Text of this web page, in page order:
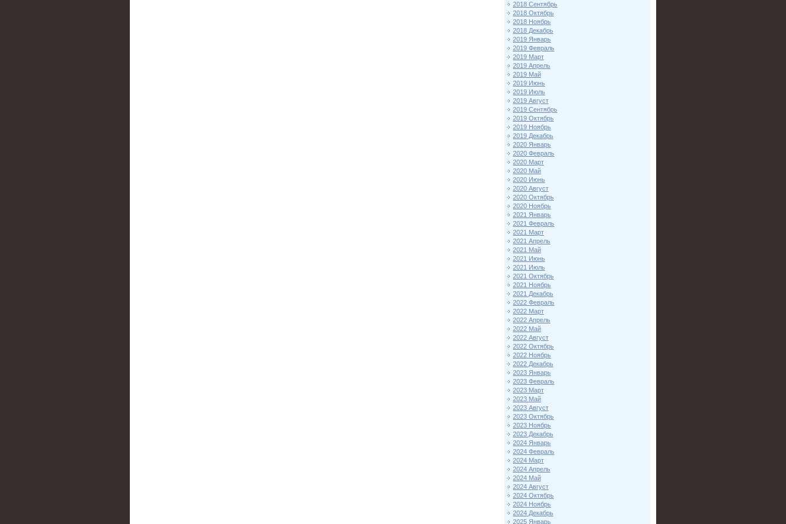
2018 Сентябрь
2018 Октябрь
2018 Ноябрь
2018 Декабрь
2019 Январь
2019 Февраль
2019 Март
2019 Апрель
2019 Май
2019 Июнь
2019 Июль
2019 Август
2019 Сентябрь
2019 Октябрь
2019 Ноябрь
2019 Декабрь
2020 Январь
2020 Февраль
2020 Март
2020 Май
2020 Июнь
2020 Август
2020 Октябрь
2020 Ноябрь
2021 Январь
2021 Февраль
2021 Март
2021 Апрель
2021 Май
2021 Июнь
2021 Июль
2021 Октябрь
2021 Ноябрь
2021 Декабрь
2022 Февраль
2022 Март
2022 Апрель
2022 Май
2022 Август
2022 Октябрь
2022 Ноябрь
2022 Декабрь
2023 Январь
2023 Февраль
2023 Март
2023 Май
2023 Август
2023 Октябрь
2023 Ноябрь
2023 Декабрь
2024 Январь
2024 Февраль
2024 Март
2024 Апрель
2024 Май
2024 Август
2024 Октябрь
2024 Ноябрь
2024 Декабрь
2025 Январь